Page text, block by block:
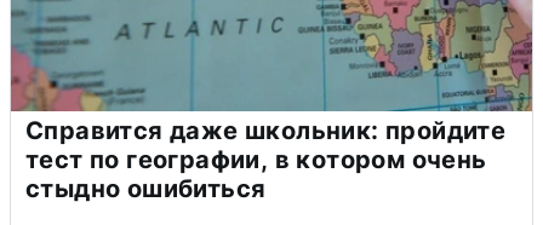
Справится даже школьник: пройдите
тест по географии, в котором очень
стыдно ошибиться